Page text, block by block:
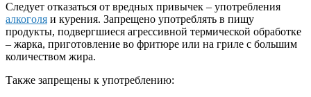
Следует отказаться от вредных привычек – употребления
алкоголя и курения. Запрещено употреблять в пищу
продукты, подвергшиеся агрессивной термической обработке
– жарка, приготовление во фритюре или на гриле с большим
количеством жира.
Также запрещены к употреблению: